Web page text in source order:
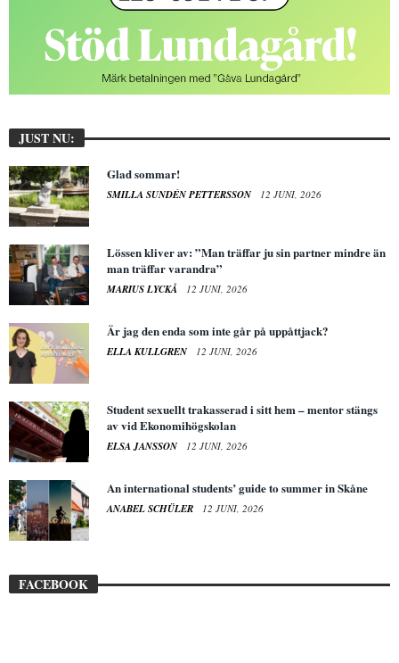
JUST NU:
Glad sommar!
SMILLA SUNDÉN PETTERSSON 12 JUNI, 2026
Lössen kliver av: ”Man träffar ju sin partner mindre än
man träffar varandra”
MARIUS LYCKÅ 12 JUNI, 2026
Är jag den enda som inte går på uppåttjack?
ELLA KULLGREN 12 JUNI, 2026
Student sexuellt trakasserad i sitt hem – mentor stängs
av vid Ekonomihögskolan
ELSA JANSSON 12 JUNI, 2026
An international students’ guide to summer in Skåne
ANABEL SCHÜLER 12 JUNI, 2026
FACEBOOK